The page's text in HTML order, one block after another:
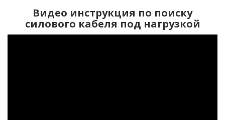
Видео инструкция по поиску
силового кабеля под нагрузкой